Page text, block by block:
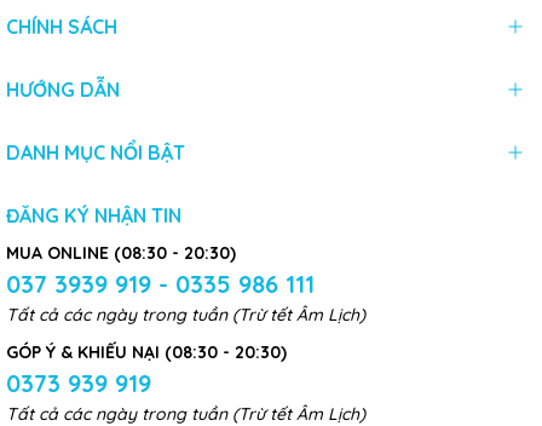
CHÍNH SÁCH
HƯỚNG DẪN
DANH MỤC NỔI BẬT
ĐĂNG KÝ NHẬN TIN
MUA ONLINE (08:30 - 20:30)
037 3939 919 - 0335 986 111
Tất cả các ngày trong tuần (Trừ tết Âm Lịch)
GÓP Ý & KHIẾU NẠI (08:30 - 20:30)
0373 939 919
Tất cả các ngày trong tuần (Trừ tết Âm Lịch)